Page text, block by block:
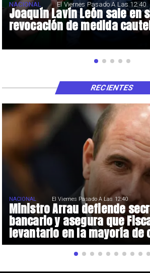
Joaquín Lavín León sale en
revocación de medida
NACIONAL El Viernes Pasado A Las 12:40
Ministro Arrau defiende
bancario y asegura que
levantarlo en la mayoría de
NACIONAL El Viernes Pasado A Las 12:40
RECIENTES